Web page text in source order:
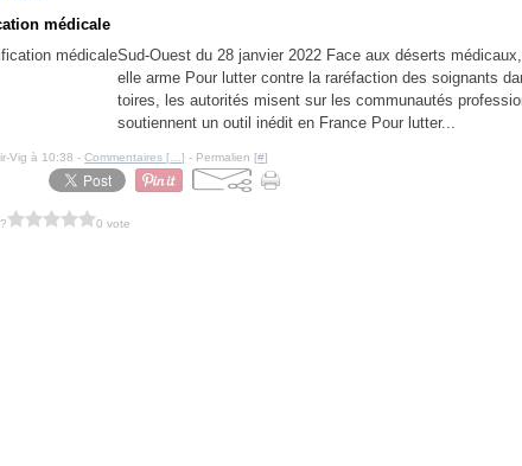
médicale
Sud-Ouest du 28 janvier 2022 Face aux déserts
elle arme Pour lutter contre la raréfaction des soignants
toires, les autorités misent sur les communautés
soutiennent un outil inédit en France Pour lutter...
Vig à 10:38 -Commentaires [ …] - Permalien [#]
0 vote